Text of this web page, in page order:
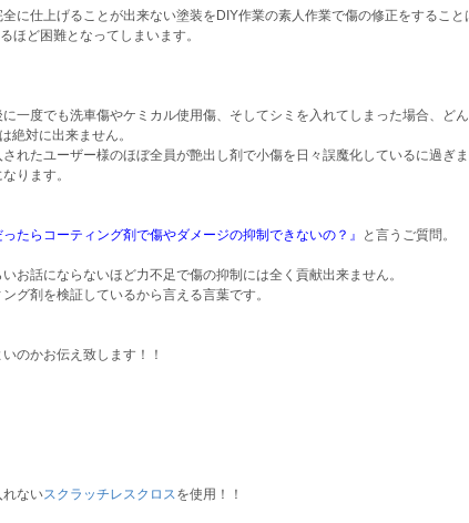
に仕上げることが出来ない塗装をDIY作業の素人作業で傷の修正をするこ
ほど困難となってしまいます。
一度でも洗車傷やケミカル使用傷、そしてシミを入れてしまった場合、ど
絶対に出来ません。
れたユーザー様のほぼ全員が艶出し剤で小傷を日々誤魔化しているに過ぎま
ります。
ったらコーティング剤で傷やダメージの抑制できないの？』 と言うご質問。
お話にならないほど力不足で傷の抑制には全く貢献出来ません。
グ剤を検証しているから言える言葉です。
のかお伝え致します！！
れないスクラッチレスクロスを使用！！